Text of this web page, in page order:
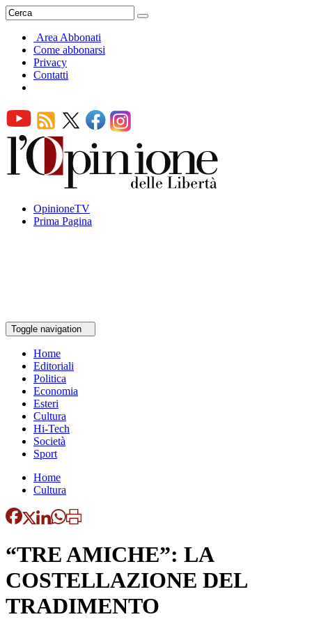
Area Abbonati
Come abbonarsi
Privacy
Contatti
OpinioneTV
Prima Pagina
Toggle navigation
Home
Editoriali
Politica
Economia
Esteri
Cultura
Hi-Tech
Società
Sport
Home
Cultura
“TRE AMICHE”: LA
COSTELLAZIONE DEL
TRADIMENTO